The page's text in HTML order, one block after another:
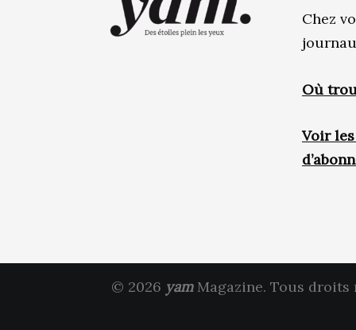
Chez
Où
Voir
© 2026 yamMagazine. Tous droits